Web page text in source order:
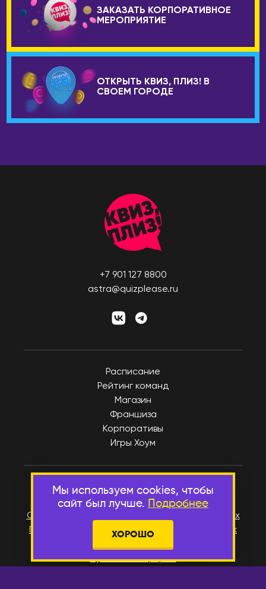
ЗАКАЗАТЬ КОРПОРАТИВНОЕ
МЕРОПРИЯТИЕ
ОТКРЫТЬ КВИЗ, ПЛИЗ! В
СВОЕМ ГОРОДЕ
+7 901 127 8800
astra@quizplease.ru
Расписание
Рейтинг команд
Магазин
Франшиза
Корпоративы
Игры Хоум
Согласие на получение информационных и
рекламных сообщений
Согласие на обработку персональных данных
Политика в отношении персональных данных
Публичная оферта
Мы используем cookies, чтобы
сайт был лучше. Подробнее
ХОРОШО